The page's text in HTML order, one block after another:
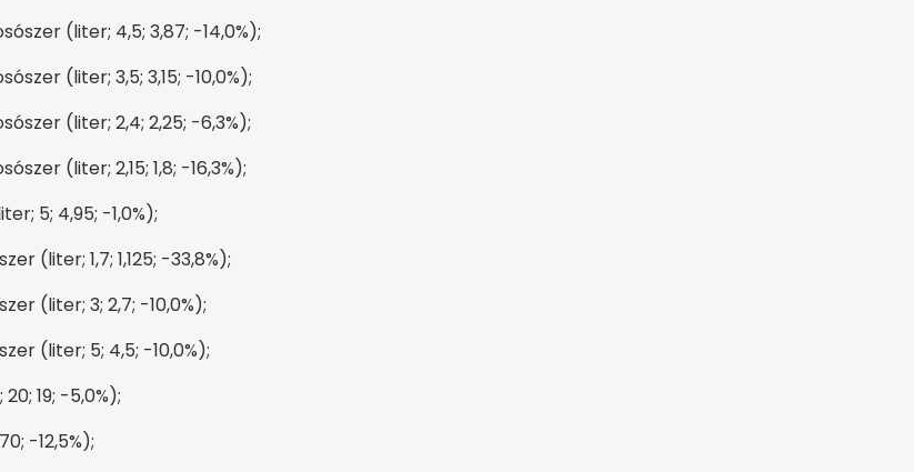
(liter; 4,5; 3,87; -14,0%);
(liter; 3,5; 3,15; -10,0%);
(liter; 2,4; 2,25; -6,3%);
(liter; 2,15; 1,8; -16,3%);
5; 4,95; -1,0%);
(liter; 1,7; 1,125; -33,8%);
(liter; 3; 2,7; -10,0%);
(liter; 5; 4,5; -10,0%);
19; -5,0%);
-12,5%);